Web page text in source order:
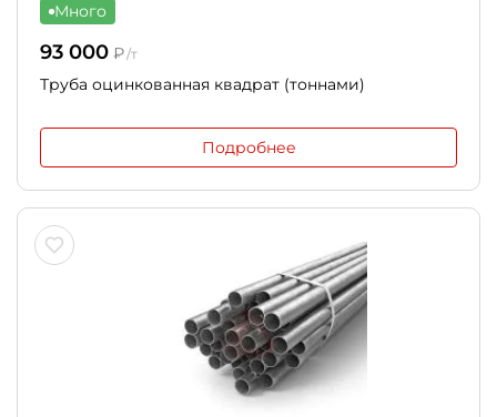
Много
93 000 ₽/т
Труба оцинкованная квадрат (тоннами)
Подробнее